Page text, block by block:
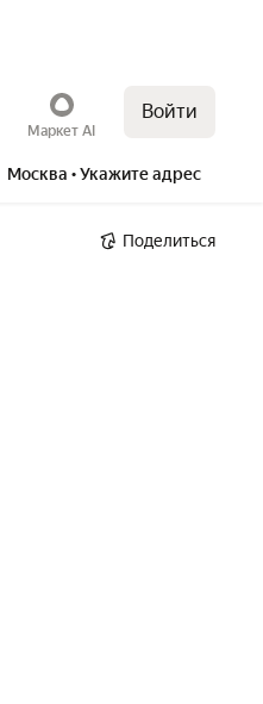
Маркет AI
Войти
Москва • Укажите адрес
Поделиться